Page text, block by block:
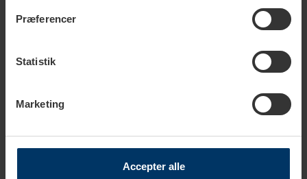
Præferencer
Statistik
Marketing
Accepter alle
Siemens Plejepakke Medium
Siemens Plejepakke 3 stk -
Espresso Care TZ80004